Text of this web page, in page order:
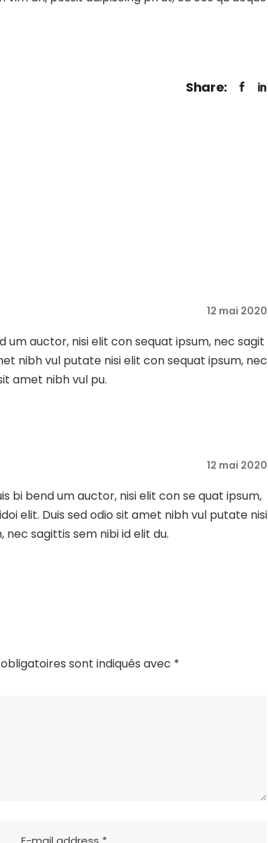
Share:
12 mai 2020
um auctor, nisi elit con sequat ipsum, nec sagit
nibh vul putate nisi elit con sequat ipsum, nec
amet nibh vul pu.
12 mai 2020
bi bend um auctor, nisi elit con se quat ipsum,
elit. Duis sed odio sit amet nibh vul putate nisi
nec sagittis sem nibi id elit du.
sont indiqués avec *